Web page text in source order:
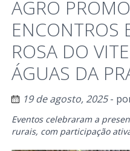
AGRO
ENCONTROS
ROSA DO
ÁGUAS DA
19 de agosto, 2025-
Eventos celebraram a
rurais, com participação